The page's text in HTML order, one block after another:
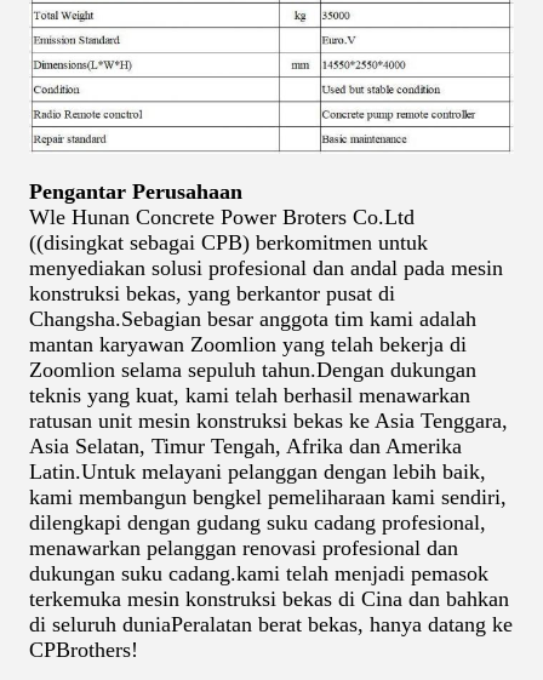
Pengantar Perusahaan
Wle Hunan Concrete Power Broters Co.Ltd
((disingkat sebagai CPB) berkomitmen untuk
menyediakan solusi profesional dan andal pada mesin
konstruksi bekas, yang berkantor pusat di
Changsha.Sebagian besar anggota tim kami adalah
mantan karyawan Zoomlion yang telah bekerja di
Zoomlion selama sepuluh tahun.Dengan dukungan
teknis yang kuat, kami telah berhasil menawarkan
ratusan unit mesin konstruksi bekas ke Asia Tenggara,
Asia Selatan, Timur Tengah, Afrika dan Amerika
Latin.Untuk melayani pelanggan dengan lebih baik,
kami membangun bengkel pemeliharaan kami sendiri,
dilengkapi dengan gudang suku cadang profesional,
menawarkan pelanggan renovasi profesional dan
dukungan suku cadang.kami telah menjadi pemasok
terkemuka mesin konstruksi bekas di Cina dan bahkan
di seluruh duniaPeralatan berat bekas, hanya datang ke
CPBrothers!